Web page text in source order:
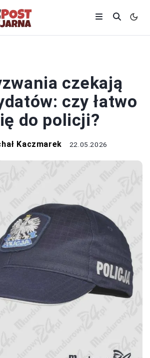
czekają
czy łatwo
do policji?
Kaczmarek 22.05.2026